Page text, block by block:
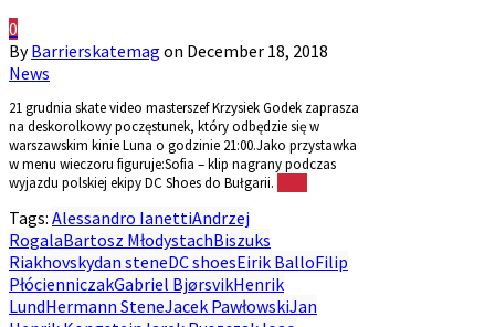
0
ByBarrierskatemag on December 18, 2018
News
21 grudnia skate video masterszef Krzysiek Godek zaprasza
na deskorolkowy poczęstunek, który odbędzie się w
warszawskim kinie Luna o godzinie 21:00.Jako przystawka
w menu wieczoru figuruje:Sofia – klip nagrany podczas
wyjazdu polskiej ekipy DC Shoes do Bułgarii.
Tags: Alessandro IanettiAndrzej
RogalaBartosz MłodystachBiszuks
Riakhovskydan steneDC shoesEirik BalloFilip
PłócienniczakGabriel BjørsvikHenrik
LundHermann SteneJacek PawłowskiJan